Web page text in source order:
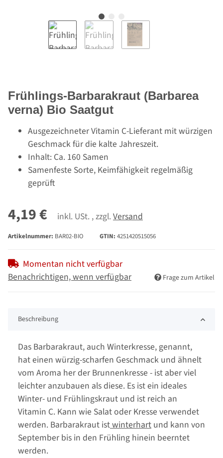
Frühlings-Barbarakraut (Barbarea
verna) Bio Saatgut
Ausgezeichneter Vitamin C-Lieferant mit würzigen
Geschmack für die kalte Jahreszeit.
Inhalt: Ca. 160 Samen
Samenfeste Sorte, Keimfähigkeit regelmäßig
geprüft
4,19 € inkl. USt. , zzgl. Versand
Artikelnummer: BAR02-BIO GTIN: 4251420515056
Momentan nicht verfügbar
Benachrichtigen, wenn verfügbar
Frage zum Artikel
Beschreibung
Das Barbarakraut, auch Winterkresse, genannt,
hat einen würzig-scharfen Geschmack und ähnelt
vom Aroma her der Brunnenkresse - ist aber viel
leichter anzubauen als diese. Es ist ein ideales
Winter- und Frühlingskraut und ist reich an
Vitamin C. Kann wie Salat oder Kresse verwendet
werden. Barbarakraut istwinterhart und kann von
September bis in den Frühling hinein beerntet
werden.